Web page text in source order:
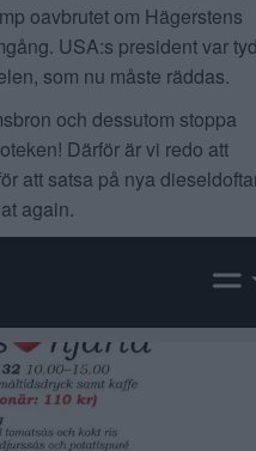
oavbrutet om Hägerstens
USA:s president var
som nu måste räddas.
och dessutom stoppa
Därför är vi redo att
att satsa på nya
again.